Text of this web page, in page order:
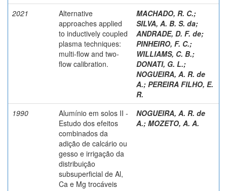
2021
Alternative
approaches applied
to inductively coupled
plasma techniques:
multi-flow and two-
flow calibration.
MACHADO, R. C.;
SILVA, A. B. S. da;
ANDRADE, D. F. de;
PINHEIRO, F. C.;
WILLIAMS, C. B.;
DONATI, G. L.;
NOGUEIRA, A. R. de
A.; PEREIRA FILHO, E.
R.
1990
Alumínio em solos II -
Estudo dos efeitos
combinados da
adição de calcário ou
gesso e irrigação da
distribuição
subsuperficial de Al,
Ca e Mg trocáveis
NOGUEIRA, A. R. de
A.; MOZETO, A. A.